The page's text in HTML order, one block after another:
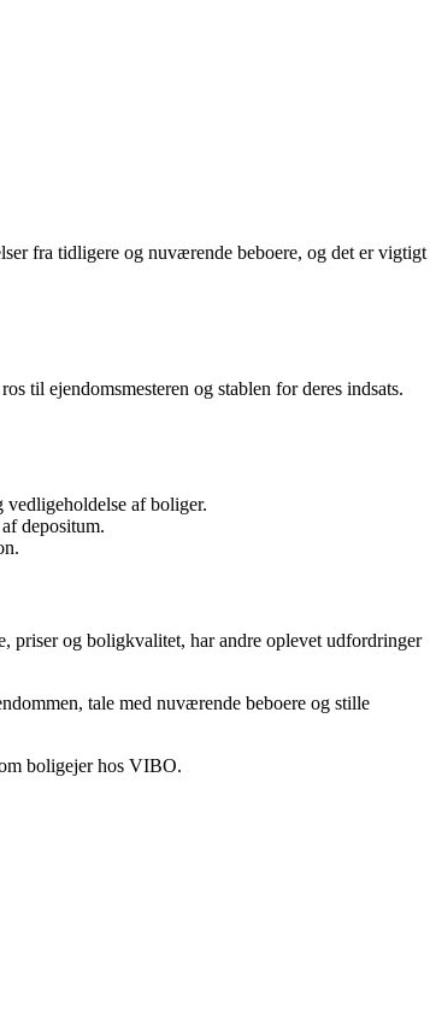
fra tidligere og nuværende beboere, og det er vigtigt
til ejendomsmesteren og stablen for deres indsats.
af boliger.
depositum.
priser og boligkvalitet, har andre oplevet udfordringer
tale med nuværende beboere og stille
boligejer hos VIBO.